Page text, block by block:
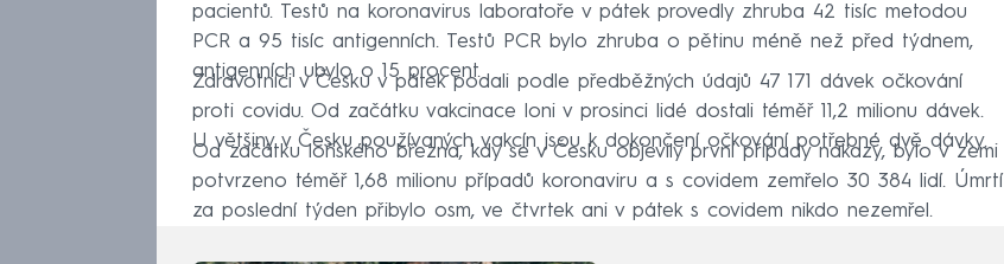
pacientů. Testů na koronavirus laboratoře v pátek provedly zhruba 42 tisíc metodou
PCR a 95 tisíc antigenních. Testů PCR bylo zhruba o pětinu méně než před týdnem,
antigenních ubylo o 15 procent.
Zdravotníci v Česku v pátek podali podle předběžných údajů 47 171 dávek očkování
proti covidu. Od začátku vakcinace loni v prosinci lidé dostali téměř 11,2 milionu dávek.
U většiny v Česku používaných vakcín jsou k dokončení očkování potřebné dvě dávky.
Od začátku loňského března, kdy se v Česku objevily první případy nákazy, bylo v zemi
potvrzeno téměř 1,68 milionu případů koronaviru a s covidem zemřelo 30 384 lidí. Úmrtí
za poslední týden přibylo osm, ve čtvrtek ani v pátek s covidem nikdo nezemřel.